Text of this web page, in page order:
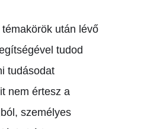
után lévő
tudod
tudásodat
nem értesz a
személyes